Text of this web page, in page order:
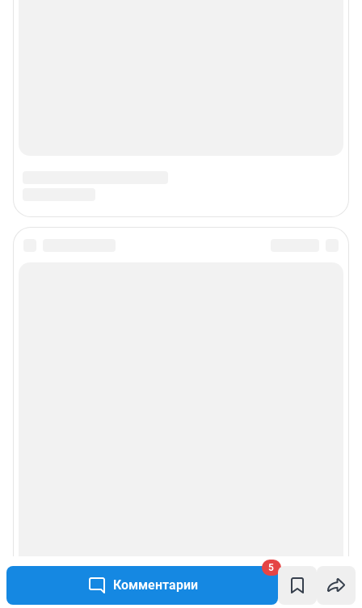
Комментарии
5